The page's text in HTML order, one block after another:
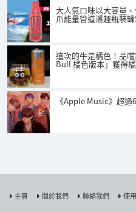
大人氣口味以大容量
爪能量管道潘趣瓶裝
這次的牛是橘色！品
Bull 橘色版本」獲得
《Apple Music》超
主頁 關於我們 聯絡我們 使